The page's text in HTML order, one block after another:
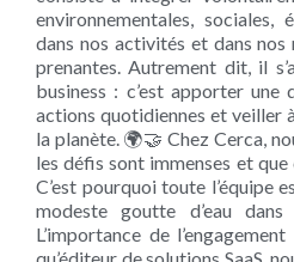
environnementales, sociales,
dans nos activités et dans
prenantes. Autrement dit, il
business : c’est apporter une
actions quotidiennes et veiller
la planète. 🌍🤝 Chez Cerca,
les défis sont immenses et
C’est pourquoi toute l’équipe
modeste goutte d’eau
L’importance de